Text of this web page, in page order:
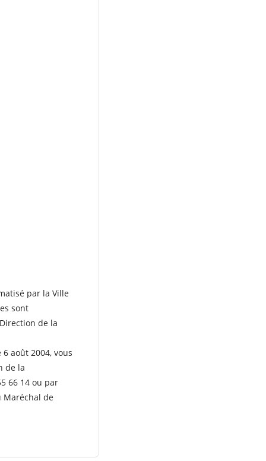
par la Ville
sont
de la
août 2004, vous
de la
66 14 ou par
Maréchal de